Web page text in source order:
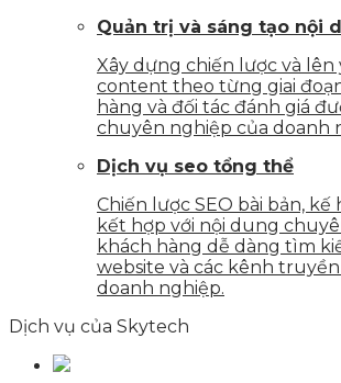
Quản trị và sáng tạo nội
Xây dựng chiến lược và
content theo từng giai
hàng và đối tác đánh giá
chuyên nghiệp của doanh
Dịch vụ seo tổng thể
Chiến lược SEO bài bản, kế
kết hợp với nội dung
khách hàng dễ dàng tìm
website và các kênh
doanh nghiệp.
Dịch vụ của Skytech